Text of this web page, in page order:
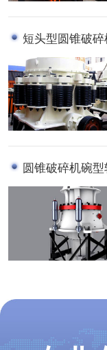
短头型圆锥破
圆锥破碎机碗